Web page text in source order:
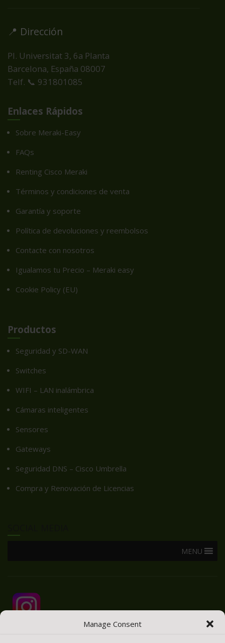
Manage Consent
📍 Dirección
Pl. Universitat 3, 6a Planta
Barcelona, España 08007
Telf. 📞 931801085
Enlaces Rápidos
Sobre Meraki-Easy
FAQs
Renting Cisco Meraki
Términos y condiciones de venta
Garantía y soporte
Política de devoluciones y reembolsos
Contacte con nosotros
Igualamos tu Precio – Meraki easy
Cookie Policy (EU)
Productos
Seguridad y SD-WAN
Switches
WIFI – LAN inalámbrica
Cámaras inteligentes
Sensores
Gateways
Seguridad DNS – Cisco Umbrella
Compra y Renovación de Licencias
MENU